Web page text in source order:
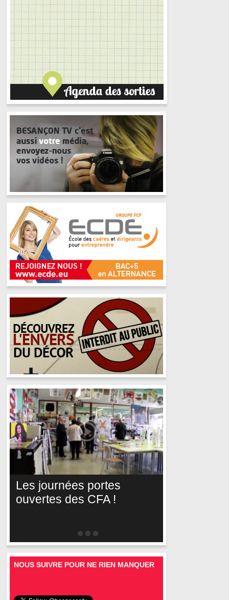
Les journées portes
ouvertes des CFA !
NOUS SUIVRE POUR NE RIEN MANQUER